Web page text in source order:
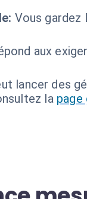
Vous
aux
lancer des
la page